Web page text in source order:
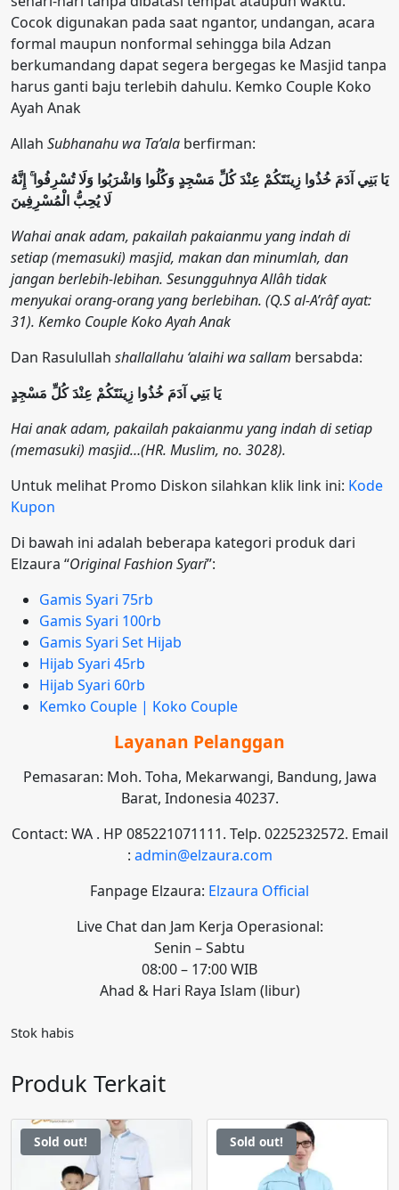
Cocok digunakan pada saat ngantor, undangan, acara
formal maupun nonformal sehingga bila Adzan
berkumandang dapat segera bergegas ke Masjid tanpa
harus ganti baju terlebih dahulu. Kemko Couple Koko
Ayah Anak
Allah Subhanahu wa Ta’ala berfirman:
يَا بَنِي آدَمَ خُذُوا زِينَتَكُمْ عِنْدَ كُلِّ مَسْجِدٍ وَكُلُوا وَاشْرَبُوا وَلَا تُسْرِفُوا ۚ إِنَّهُ
لَا يُحِبُّ الْمُسْرِفِينَ
Wahai anak adam, pakailah pakaianmu yang indah di
setiap (memasuki) masjid, makan dan minumlah, dan
jangan berlebih-lebihan. Sesungguhnya Allâh tidak
menyukai orang-orang yang berlebihan. (Q.S al-A’râf ayat:
31). Kemko Couple Koko Ayah Anak
Dan Rasulullah shallallahu ‘alaihi wa sallam bersabda:
يَا بَنِي آدَمَ خُذُوا زِينَتَكُمْ عِنْدَ كُلِّ مَسْجِدٍ
Hai anak adam, pakailah pakaianmu yang indah di setiap
(memasuki) masjid…(HR. Muslim, no. 3028).
Untuk melihat Promo Diskon silahkan klik link ini: Kode
Kupon
Di bawah ini adalah beberapa kategori produk dari
Elzaura “Original Fashion Syari”:
Gamis Syari 75rb
Gamis Syari 100rb
Gamis Syari Set Hijab
Hijab Syari 45rb
Hijab Syari 60rb
Kemko Couple | Koko Couple
Layanan Pelanggan
Pemasaran: Moh. Toha, Mekarwangi, Bandung, Jawa
Barat, Indonesia 40237.
Contact: WA . HP 085221071111. Telp. 0225232572. Email
: admin@elzaura.com
Fanpage Elzaura: Elzaura Official
Live Chat dan Jam Kerja Operasional:
Senin – Sabtu
08:00 – 17:00 WIB
Ahad & Hari Raya Islam (libur)
Stok habis
Produk Terkait
Sold out! Sold out!